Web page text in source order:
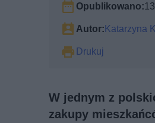
Opublikowano:
Autor: Katarzyna
Drukuj
W jednym z
zakupy